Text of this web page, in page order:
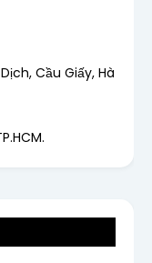
Cầu Giấy, Hà